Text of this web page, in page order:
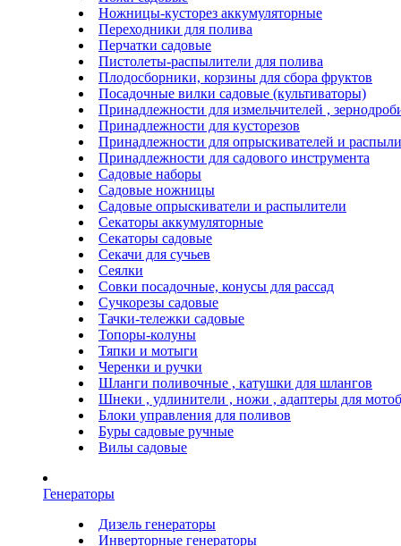
Ножницы-кусторез аккумуляторные
Переходники для полива
Перчатки садовые
Пистолеты-распылители для полива
Плодосборники, корзины для сбора фруктов
Посадочные вилки садовые (культиваторы)
Принадлежности для измельчителей ,
Принадлежности для кусторезов
Принадлежности для опрыскивателей и
Принадлежности для садового инструмента
Садовые наборы
Садовые ножницы
Садовые опрыскиватели и распылители
Секаторы аккумуляторные
Секаторы садовые
Секачи для сучьев
Сеялки
Совки посадочные, конусы для рассад
Сучкорезы садовые
Тачки-тележки садовые
Топоры-колуны
Тяпки и мотыги
Черенки и ручки
Шланги поливочные , катушки для шлангов
Шнеки , удлинители , ножи , адаптеры для
Блоки управления для поливов
Буры садовые ручные
Вилы садовые
Генераторы
Дизель генераторы
Инверторные генераторы